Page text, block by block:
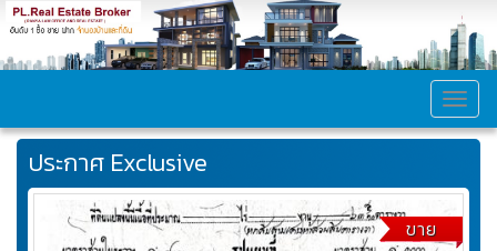
MENU
ประกาศ Exclusive
ขาย